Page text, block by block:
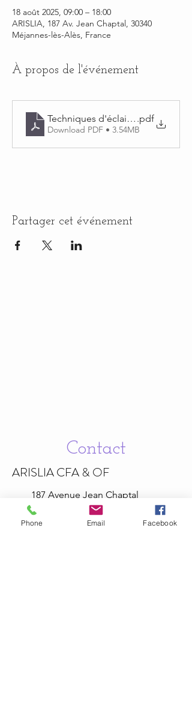
18 août 2025, 09:00 – 18:00
ARISLIA, 187 Av. Jean Chaptal, 30340
Méjannes-lès-Alès, France
À propos de l'événement
Techniques d'éclaircissement
.pdf
Download PDF • 3.54MB
Partager cet événement
Contact
ARISLIA CFA & OF
187 Avenue Jean Chaptal
30340 Méjannes-lès-Alès , France
Phone Email Facebook